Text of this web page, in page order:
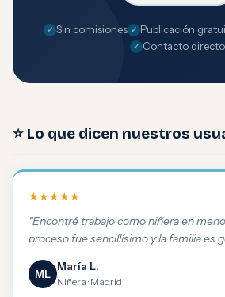
Sin comisiones Publicación
Contacto directo
⭐ Lo que dicen nuestros
★★★★★
"Encontré trabajo como niñera en
proceso fue sencillísimo y la familia es
ML
María L.
Niñera · Madrid